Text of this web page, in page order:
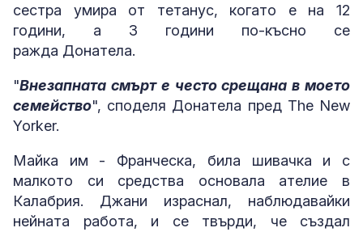
сестра умира от тетанус, когато е на 12
години, а 3 години по-късно се
ражда Донатела.
"Внезапната смърт е често срещана в моето
семейство", споделя Донатела пред The New
Yorker.
Майка им - Франческа, била шивачка и с
малкото си средства основала ателие в
Калабрия. Джани израснал, наблюдавайки
нейната работа, и се твърди, че създал